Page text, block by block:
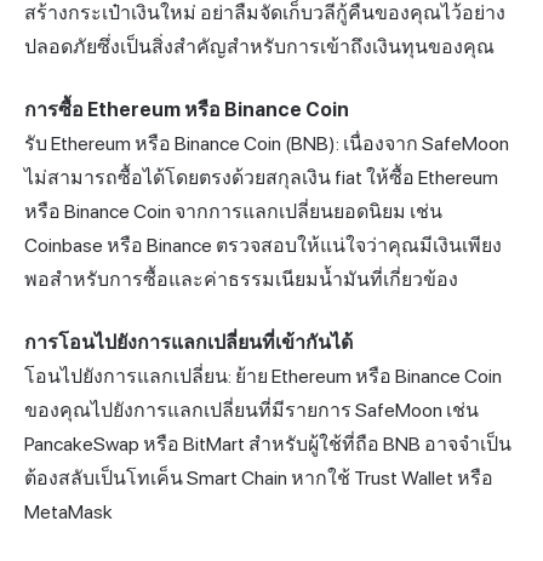
สร้างกระเป๋าเงินใหม่ อย่าลืมจัดเก็บวลีกู้คืนของคุณไว้อย่าง
ปลอดภัยซึ่งเป็นสิ่งสำคัญสำหรับการเข้าถึงเงินทุนของคุณ
การซื้อ Ethereum หรือ Binance Coin
รับ Ethereum หรือ Binance Coin (BNB): เนื่องจาก SafeMoon
ไม่สามารถซื้อได้โดยตรงด้วยสกุลเงิน fiat ให้ซื้อ Ethereum
หรือ Binance Coin จากการแลกเปลี่ยนยอดนิยม เช่น
Coinbase หรือ Binance ตรวจสอบให้แน่ใจว่าคุณมีเงินเพียง
พอสำหรับการซื้อและค่าธรรมเนียมน้ำมันที่เกี่ยวข้อง
การโอนไปยังการแลกเปลี่ยนที่เข้ากันได้
โอนไปยังการแลกเปลี่ยน: ย้าย Ethereum หรือ Binance Coin
ของคุณไปยังการแลกเปลี่ยนที่มีรายการ SafeMoon เช่น
PancakeSwap หรือ BitMart สำหรับผู้ใช้ที่ถือ BNB อาจจำเป็น
ต้องสลับเป็นโทเค็น Smart Chain หากใช้ Trust Wallet หรือ
MetaMask